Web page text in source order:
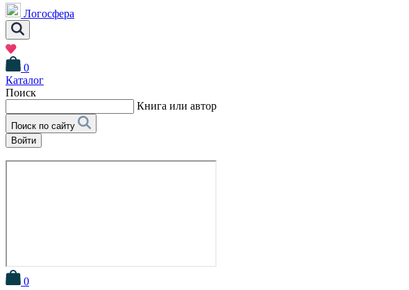
Логосфера
0
Каталог
Поиск
Книга или автор
Поиск по сайту
Войти
0